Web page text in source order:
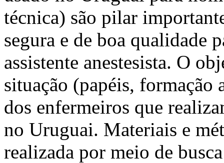
técnica) são pilar
segura e de boa qualidade
assistente anestesista. O
situação (papéis, formação
dos enfermeiros que
no Uruguai. Materiais e
realizada por meio de